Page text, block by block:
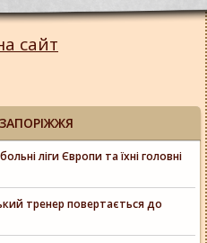
сайт
ліги Європи та їхні головні
тренер повертається до